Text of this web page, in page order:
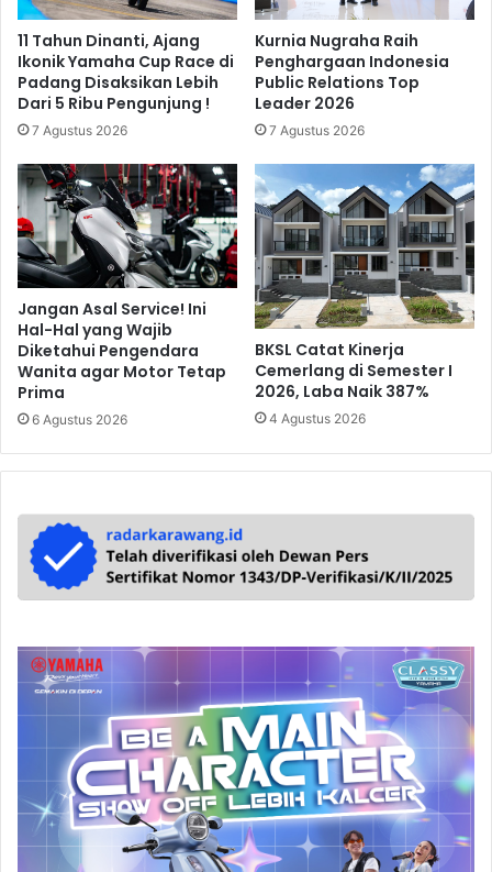
11 Tahun Dinanti, Ajang
Ikonik Yamaha Cup Race di
Padang Disaksikan Lebih
Dari 5 Ribu Pengunjung !
7 Agustus 2026
Kurnia Nugraha Raih
Penghargaan Indonesia
Public Relations Top
Leader 2026
7 Agustus 2026
Jangan Asal Service! Ini
Hal-Hal yang Wajib
Diketahui Pengendara
Wanita agar Motor Tetap
Prima
6 Agustus 2026
BKSL Catat Kinerja
Cemerlang di Semester I
2026, Laba Naik 387%
4 Agustus 2026